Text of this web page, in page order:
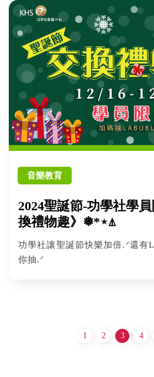
音樂教育
2024聖誕節-功學社學
換禮物趣》❅*⋆⍋
功學社讓聖誕節快樂加倍.ᐟ還有
你抽.ᐟ
1 2 3 4